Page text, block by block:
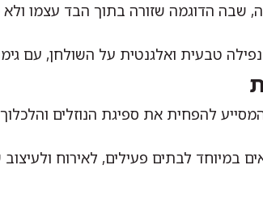
שבה הדוגמה שזורה בתוך הבד עצמו
טבעית ואלגנטית על השולחן, עם
להפחית את ספיגת הנוזלים
במיוחד לבתים פעילים, לאירוח ולעיצוב